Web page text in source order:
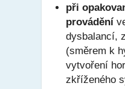
při
provádění
dysbalancí,
(směrem k
vytvoření
zkříženého